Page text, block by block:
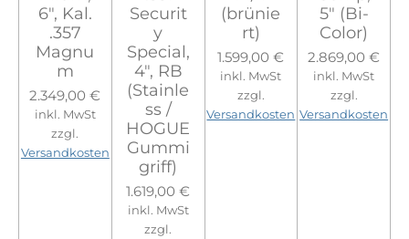
6", Kal.
.357
Magnu
m
2.349,00 €
inkl. MwSt
zzgl.
Versandkosten
Securit
y
Special,
4", RB
(Stainle
ss /
HOGUE
Gummi
griff)
1.619,00 €
inkl. MwSt
zzgl.
(brünie
rt)
1.599,00 €
inkl. MwSt
zzgl.
Versandkosten
5" (Bi-
Color)
2.869,00 €
inkl. MwSt
zzgl.
Versandkosten